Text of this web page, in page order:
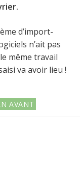
d’import-
n’ait pas
même travail
va avoir lieu !
AVANT